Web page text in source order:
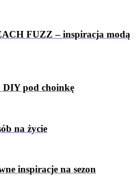
FUZZ – inspiracja modą
DIY pod choinkę
na życie
inspiracje na sezon